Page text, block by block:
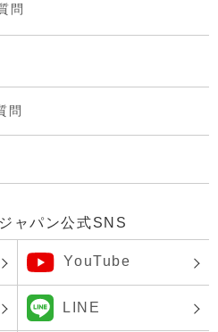
問
問
ャパン公式SNS
YouTube
LINE